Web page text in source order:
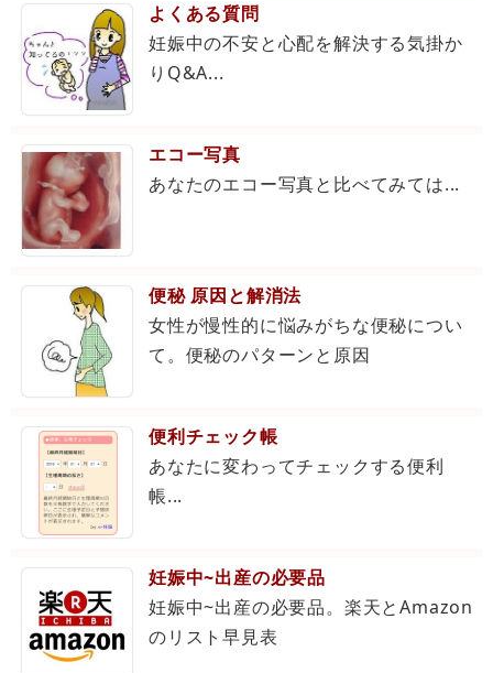
よくある質問
妊娠中の不安と心配を解決する気掛か
りQ&A...
エコー写真
あなたのエコー写真と比べてみては...
便秘 原因と解消法
女性が慢性的に悩みがちな便秘につい
て。便秘のパターンと原因
便利チェック帳
あなたに変わってチェックする便利
帳...
妊娠中~出産の必要品
妊娠中~出産の必要品。楽天とAmazon
のリスト早見表